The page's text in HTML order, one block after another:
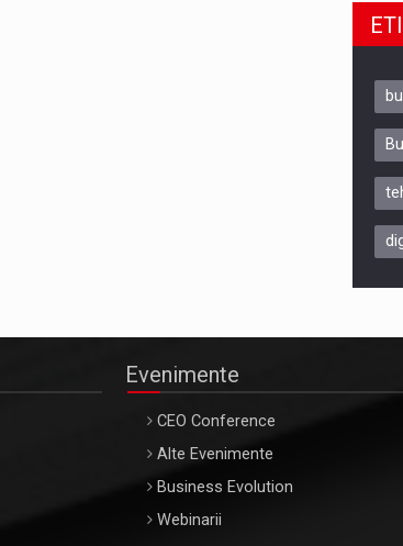
Evenimente
CEO Conference
Alte Evenimente
Business Evolution
Webinarii